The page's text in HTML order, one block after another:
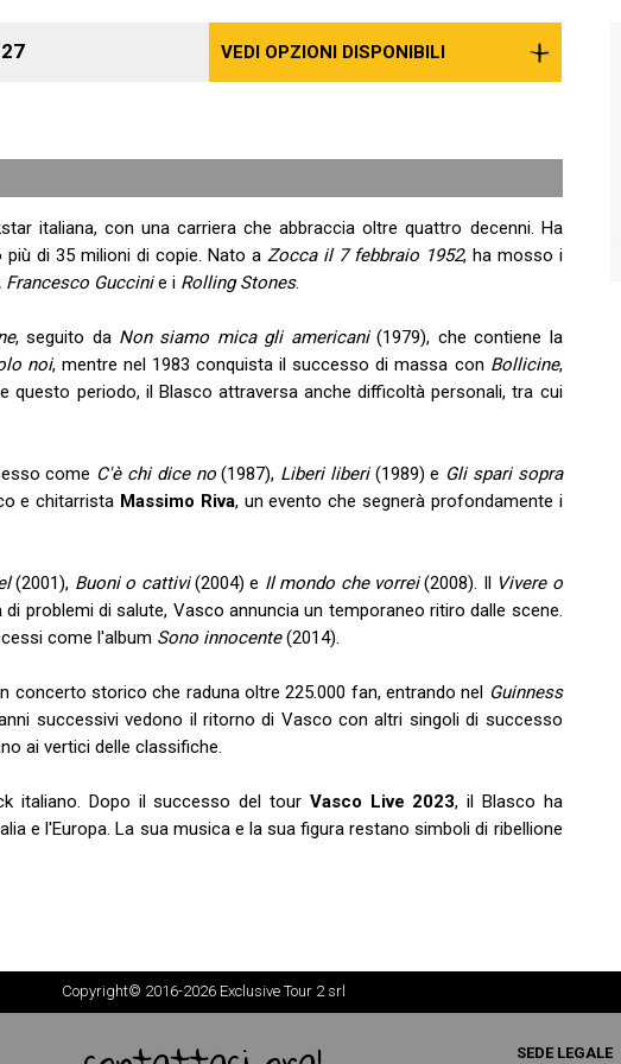
VEDI OPZIONI DISPONIBILI
italiana, con una carriera che abbraccia oltre quattro decenni. Ha
di 35 milioni di copie. Nato a Zocca il 7 febbraio 1952, ha mosso i
Guccinie i Rolling Stones.
, seguito da Non siamo mica gli americani(1979), che contiene la
noi, mentre nel 1983 conquista il successo di massa con Bollicine,
questo periodo, il Blasco attraversa anche difficoltà personali, tra cui
come C'è chi dice no(1987), Liberi liberi(1989) e Gli spari sopra
e chitarrista Massimo Riva, un evento che segnerà profondamente i
(2001), Buoni o cattivi(2004) e Il mondo che vorrei(2008). Il
Vivere o
problemi di salute, Vasco annuncia un temporaneo ritiro dalle scene.
come l'album Sono innocente(2014).
concerto storico che raduna oltre 225.000 fan, entrando nel
Guinness
successivi vedono il ritorno di Vasco con altri singoli di successo
ai vertici delle classifiche.
italiano. Dopo il successo del tour Vasco Live 2023, il Blasco ha
e l'Europa. La sua musica e la sua figura restano simboli di ribellione
Copyright© 2016-2026 Exclusive Tour 2 srl
SEDE LEGALE